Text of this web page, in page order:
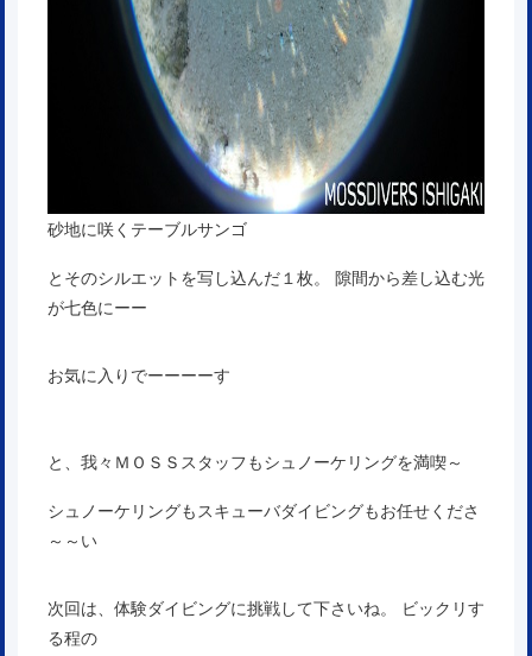
砂地に咲くテーブルサンゴ
とそのシルエットを写し込んだ１枚。 隙間から差し込む光
が七色にーー
お気に入りでーーーーす
と、我々ＭＯＳＳスタッフもシュノーケリングを満喫～
シュノーケリングもスキューバダイビングもお任せくださ
～～い
次回は、体験ダイビングに挑戦して下さいね。 ビックリす
る程の